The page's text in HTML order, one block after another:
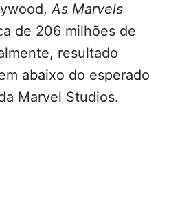
As Marvels
de 206 milhões de
resultado
abaixo do esperado
Marvel Studios.